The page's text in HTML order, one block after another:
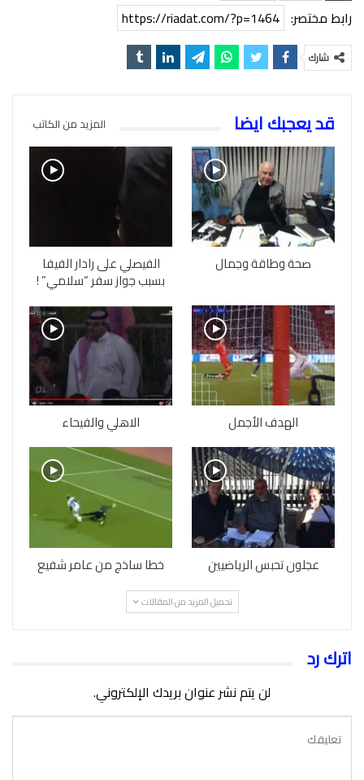
رابط مختصر: https://riadat.com/?p=1464
شارك
قد يعجبك ايضا المزيد من الكاتب
صحة وطاقة وجمال الفيصلي على رادار الفيفا
بسبب جواز سفر “سلامي” !
الهدف الأجمل الاهلي والفيحاء
عجلون تحبس الرياضيين خطا ساذج من عامر شفيع
تحميل المزيد من المقالات
اترك رد
لن يتم نشر عنوان بريدك الإلكتروني.